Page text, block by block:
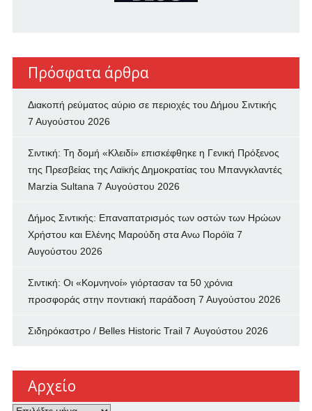
Πρόσφατα άρθρα
Διακοπή ρεύματος αύριο σε περιοχές του Δήμου Σιντικής
7 Αυγούστου 2026
Σιντική: Τη δομή «Κλειδί» επισκέφθηκε η Γενική Πρόξενος
της Πρεσβείας της Λαϊκής Δημοκρατίας του Μπανγκλαντές
Marzia Sultana 7 Αυγούστου 2026
Δήμος Σιντικής: Επαναπατρισμός των oστών των Ηρώων
Χρήστου και Ελένης Μαρούδη στα Ανω Πορόϊα 7
Αυγούστου 2026
Σιντική: Οι «Κομνηνοί» γιόρτασαν τα 50 χρόνια
προσφοράς στην ποντιακή παράδοση 7 Αυγούστου 2026
Σιδηρόκαστρο / Belles Historic Trail 7 Αυγούστου 2026
Αρχείο